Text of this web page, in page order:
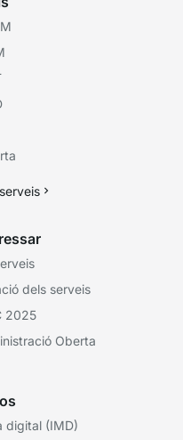
dels serveis
2025
Oberta
digital (IMD)